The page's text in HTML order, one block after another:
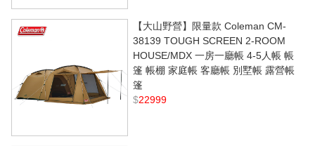
【大山野營】限量款 Coleman CM-
38139 TOUGH SCREEN 2-ROOM
HOUSE/MDX 一房一廳帳 4-5人帳 帳
篷 帳棚 家庭帳 客廳帳 別墅帳 露營帳
篷
$22999